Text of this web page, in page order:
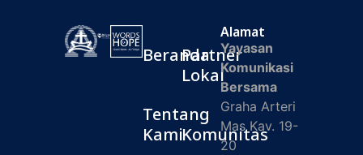
Beranda
Tentang
Kami
Partner
Lokal
Komunitas
Alamat
Yayasan
Komunikasi
Bersama
Graha Arteri
Mas Kav. 19-
20